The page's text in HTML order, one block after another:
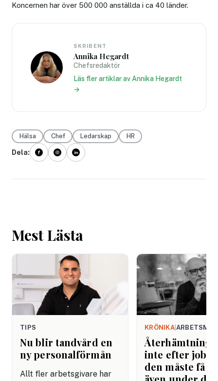
Koncernen har över 500 000 anställda i ca 40 länder.
SKRIBENT
Annika Hegardt
Chefsredaktör
Läs fler artiklar av Annika Hegardt
→
Hälsa Chef Ledarskap HR
Dela:
Mest Lästa
TIPS
Nu blir tandvård en
ny personalförmån
Allt fler arbetsgivare har
KRÖNIKA|
Återhämtning
inte efter
den måste få